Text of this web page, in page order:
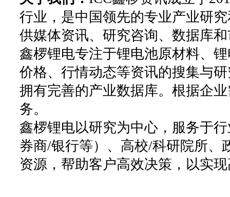
行业，是中国领先的专业产业研
供媒体资讯、研究咨询、数据库
鑫椤锂电专注于锂电池原材料、
价格、行情动态等资讯的搜集与
拥有完善的产业数据库。根据企
务。
鑫椤锂电以研究为中心，服务于
券商/银行等）、高校/科研院所、
资源，帮助客户高效决策，以实